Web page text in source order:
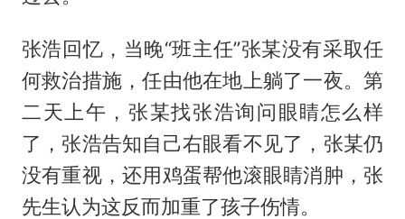
张浩回忆，当晚“班主任”张某没有采取任
何救治措施，任由他在地上躺了一夜。第
二天上午，张某找张浩询问眼睛怎么样
了，张浩告知自己右眼看不见了，张某仍
没有重视，还用鸡蛋帮他滚眼睛消肿，张
先生认为这反而加重了孩子伤情。